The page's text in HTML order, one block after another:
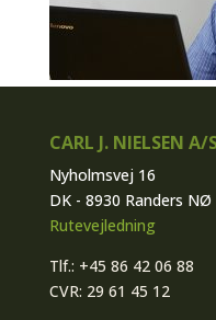
CARL J. NIELSEN A/
Nyholmsvej 16
DK - 8930 Randers NØ
Rutevejledning
Tlf.: +45 86 42 06 88
CVR: 29 61 45 12